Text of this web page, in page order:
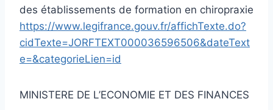
des établissements de formation en chiropraxie
https://www.legifrance.gouv.fr/affichTexte.do?
cidTexte=JORFTEXT000036596506&dateText
e=&categorieLien=id
MINISTERE DE L’ECONOMIE ET DES FINANCES